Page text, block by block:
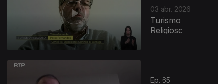
03 abr. 2026
Turismo
Religioso
Ep. 65